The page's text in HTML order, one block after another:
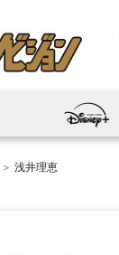
浅井理恵